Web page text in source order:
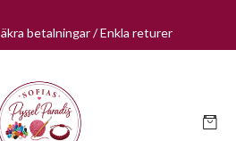
betalningar / Enkla returer